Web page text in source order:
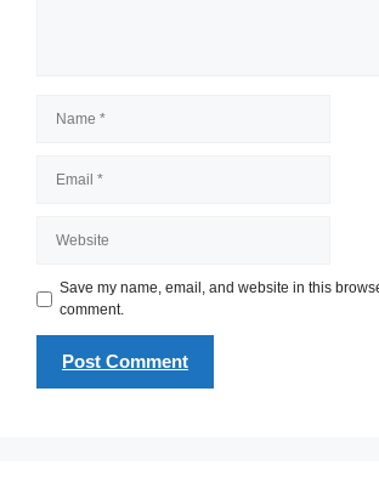
Save my name, email, and website in this
comment.